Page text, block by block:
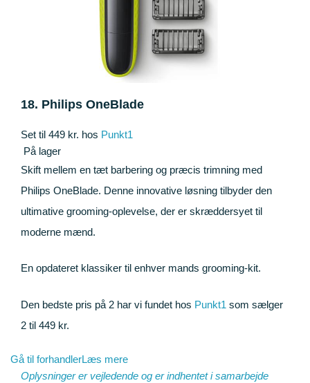
18. Philips OneBlade
Set til 449 kr. hos Punkt1
På lager
Skift mellem en tæt barbering og præcis trimning med
Philips OneBlade. Denne innovative løsning tilbyder den
ultimative grooming-oplevelse, der er skræddersyet til
moderne mænd.
En opdateret klassiker til enhver mands grooming-kit.
Den bedste pris på 2 har vi fundet hos Punkt1 som sælger
2 til 449 kr.
Gå til forhandlerLæs mere
Oplysninger er vejledende og er indhentet i samarbejde